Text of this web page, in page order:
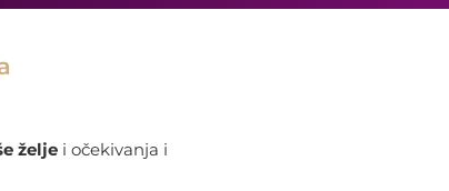
želje i očekivanja i